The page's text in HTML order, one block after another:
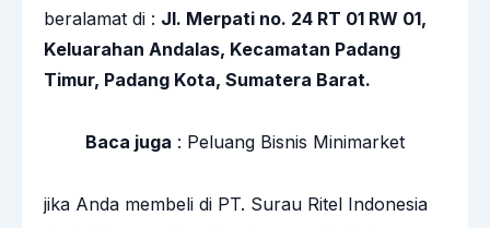
beralamat di : Jl. Merpati no. 24 RT 01 RW 01,
Keluarahan Andalas, Kecamatan Padang
Timur, Padang Kota, Sumatera Barat.
Baca juga : Peluang Bisnis Minimarket
jika Anda membeli di PT. Surau Ritel Indonesia